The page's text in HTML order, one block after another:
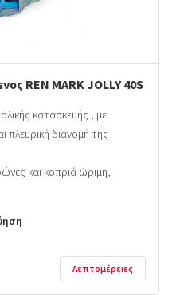
REN MARK JOLLY 40S
κατασκευής , με
πλευρική διανομή της
και κοπριά ώριμη,
Λεπτομέρειες